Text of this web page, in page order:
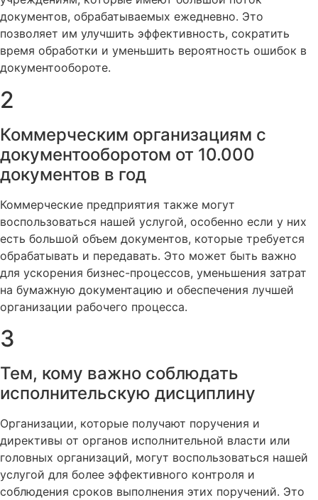
документов, обрабатываемых ежедневно. Это
позволяет им улучшить эффективность, сократить
время обработки и уменьшить вероятность ошибок в
документообороте.
2
Коммерческим организациям с
документооборотом от 10.000
документов в год
Коммерческие предприятия также могут
воспользоваться нашей услугой, особенно если у них
есть большой объем документов, которые требуется
обрабатывать и передавать. Это может быть важно
для ускорения бизнес-процессов, уменьшения затрат
на бумажную документацию и обеспечения лучшей
организации рабочего процесса.
3
Тем, кому важно соблюдать
исполнительскую дисциплину
Организации, которые получают поручения и
директивы от органов исполнительной власти или
головных организаций, могут воспользоваться нашей
услугой для более эффективного контроля и
соблюдения сроков выполнения этих поручений. Это